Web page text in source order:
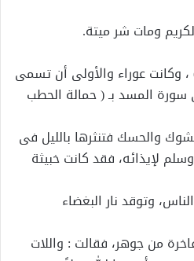
ومات شر ميتة.
وكانت عوراء والأولى أن تسمى
سورة المسد بـ ( حمالة الحطب
والحسك فتنثرها بالليل فى
لإيذائه، فقد كانت خبيثة
وتوقد نار البغضاء
من جوهر، فقالت : واللات